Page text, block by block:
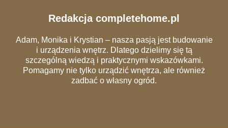
Redakcja completehome.pl
Adam, Monika i Krystian – nasza pasją jest budowanie
i urządzenia wnętrz. Dlatego dzielimy się tą
szczególną wiedzą i praktycznymi wskazówkami.
Pomagamy nie tylko urządzić wnętrza, ale również
zadbać o własny ogród.